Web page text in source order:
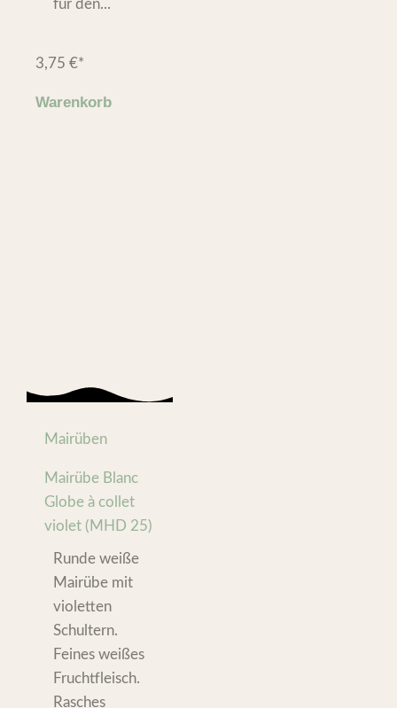
für den...
3,75 €*
Warenkorb
Mairüben
Mairübe Blanc
Globe à collet
violet (MHD 25)
Runde weiße
Mairübe mit
violetten
Schultern.
Feines weißes
Fruchtfleisch.
Rasches